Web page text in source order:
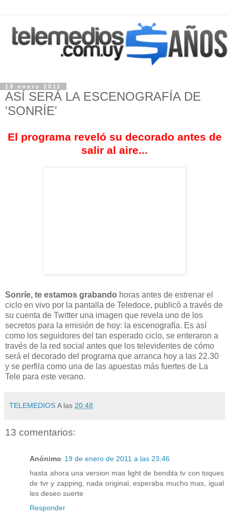
19 enero 2011
ASÍ SERÁ LA ESCENOGRAFÍA DE
'SONRÍE'
El programa reveló su decorado antes de
salir al aire...
Sonríe, te estamos grabando horas antes de estrenar el
ciclo en vivo por la pantalla de Teledoce, publicó a través de
su cuenta de Twitter una imagen que revela uno de los
secretos para la emisión de hoy: la escenografía. Es así
como los seguidores del tan esperado ciclo, se enteraron a
través de la red social antes que los televidentes de cómo
será el decorado del programa que arranca hoy a las 22.30
y se perfila como una de las apuestas más fuertes de La
Tele para este verano.
TELEMEDIOS A las 20:48
13 comentarios:
Anónimo 19 de enero de 2011 a las 23:46
hasta ahora una version mas light de bendita tv con toques
de tvr y zapping, nada original, esperaba mucho mas, igual
les deseo suerte
Responder